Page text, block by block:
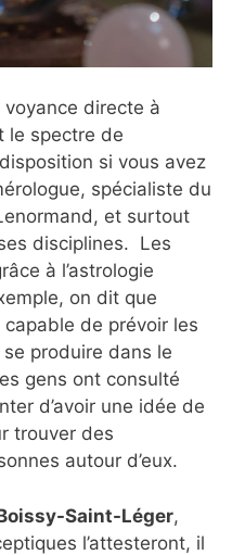
directe à
le spectre de
si vous avez
spécialiste du
et surtout
disciplines. Les
à l’astrologie
on dit que
capable de prévoir les
produire dans le
gens ont consulté
d’avoir une idée de
trouver des
autour d’eux.
Saint-Léger,
l’attesteront, il